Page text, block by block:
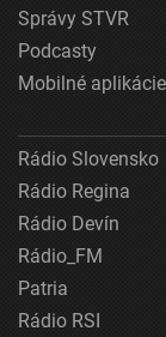
Správy STVR
Podcasty
Mobilné aplikácie
Rádio Slovensko
Rádio Regina
Rádio Devín
Rádio_FM
Patria
Rádio RSI